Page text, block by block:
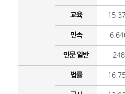
교육
민속
인문 일반 248
법률